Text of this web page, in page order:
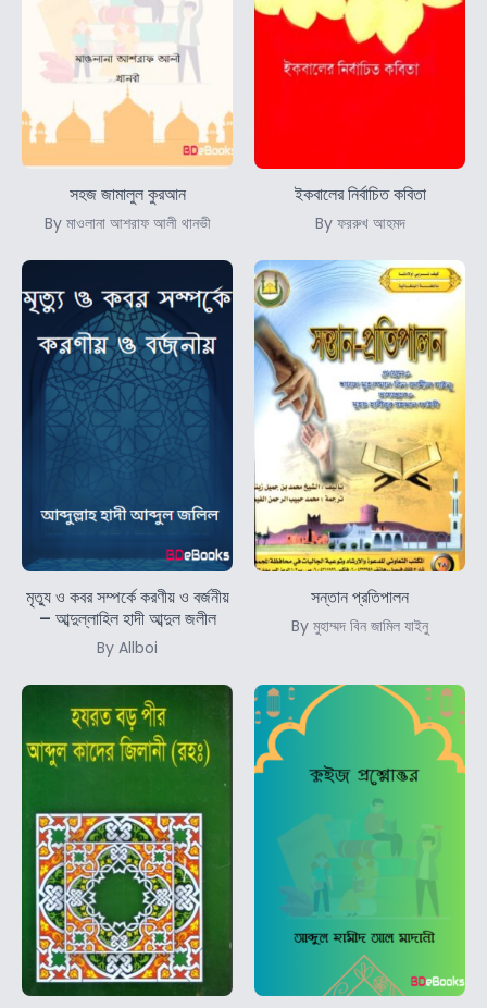
সহজ জামালুল কুরআন
By মাওলানা আশরাফ আলী থানভী
ইকবালের নির্বাচিত কবিতা
By ফররুখ আহমদ
মৃত্যু ও কবর সম্পর্কে করণীয় ও বর্জনীয়
– আব্দুল্লাহিল হাদী আব্দুল জলীল
By Allboi
সন্তান প্রতিপালন
By মুহাম্মদ বিন জামিল যাইনু